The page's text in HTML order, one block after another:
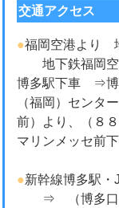
交通アクセス
●福岡空港より
地下鉄福岡
博多駅下車 ⇒
（福岡）センタ
前）より、（
マリンメッセ前
●新幹線博多駅
⇒ （博多口